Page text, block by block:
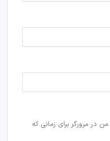
در مرورگر برای زمانی که